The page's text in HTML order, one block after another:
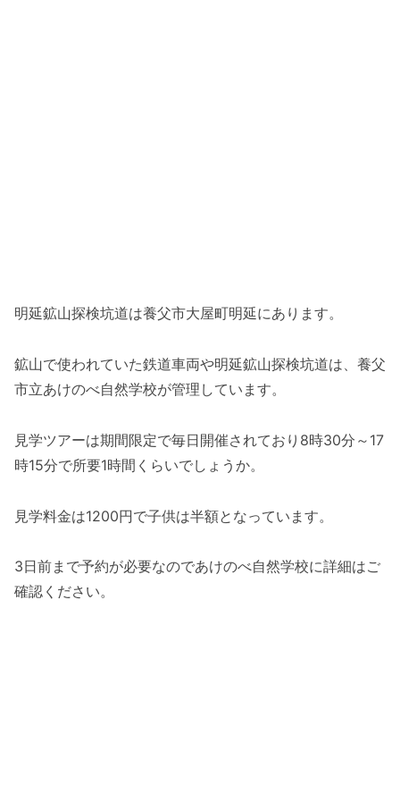
明延鉱山探検坑道は養父市大屋町明延にあります。
鉱山で使われていた鉄道車両や明延鉱山探検坑道は、養父
市立あけのべ自然学校が管理しています。
見学ツアーは期間限定で毎日開催されており8時30分～17
時15分で所要1時間くらいでしょうか。
見学料金は1200円で子供は半額となっています。
3日前まで予約が必要なのであけのべ自然学校に詳細はご
確認ください。